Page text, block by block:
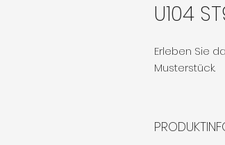
U104
Erleben Sie
Musterstück.